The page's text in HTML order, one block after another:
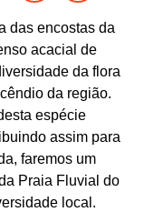
das encostas da
acacial de
da flora
da região.
espécie
assim para
faremos um
Praia Fluvial do
local.